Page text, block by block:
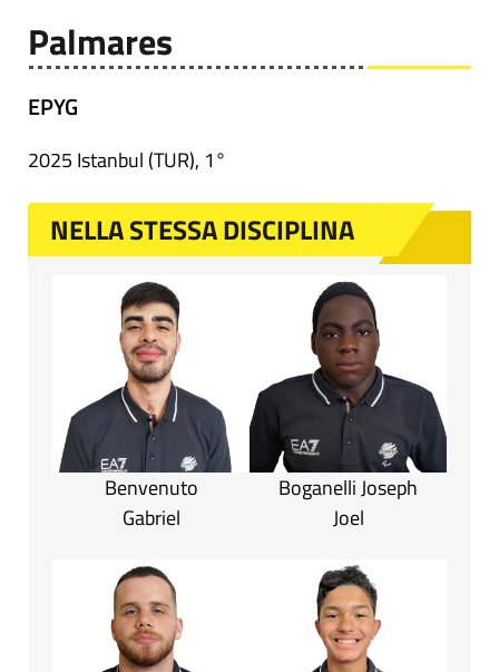
Palmares
EPYG
2025 Istanbul (TUR), 1°
NELLA STESSA DISCIPLINA
Benvenuto
Gabriel
Boganelli Joseph
Joel